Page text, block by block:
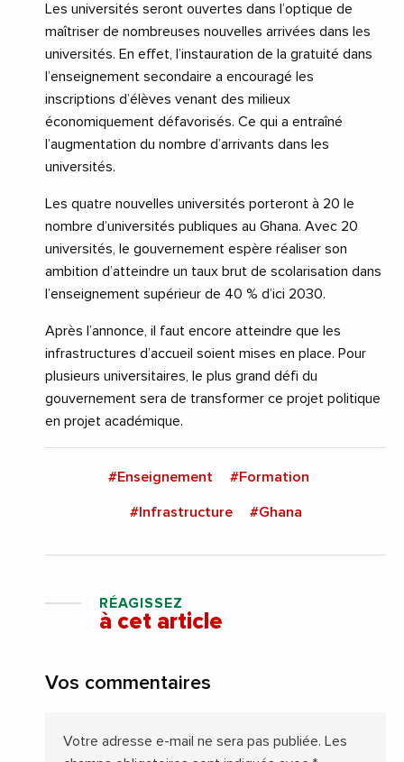
Les universités seront ouvertes dans l’optique de
maîtriser de nombreuses nouvelles arrivées dans les
universités. En effet, l’instauration de la gratuité dans
l’enseignement secondaire a encouragé les
inscriptions d’élèves venant des milieux
économiquement défavorisés. Ce qui a entraîné
l’augmentation du nombre d’arrivants dans les
universités.
Les quatre nouvelles universités porteront à 20 le
nombre d’universités publiques au Ghana. Avec 20
universités, le gouvernement espère réaliser son
ambition d’atteindre un taux brut de scolarisation dans
l’enseignement supérieur de 40 % d’ici 2030.
Après l’annonce, il faut encore atteindre que les
infrastructures d’accueil soient mises en place. Pour
plusieurs universitaires, le plus grand défi du
gouvernement sera de transformer ce projet politique
en projet académique.
#Enseignement #Formation
#Infrastructure #Ghana
RÉAGISSEZ
à cet article
Vos commentaires
Votre adresse e-mail ne sera pas publiée. Les